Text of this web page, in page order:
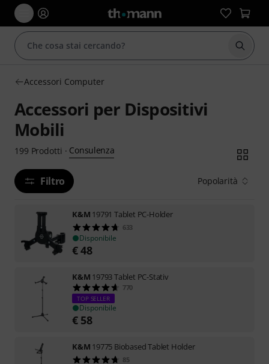
Accessori Computer
Accessori per Dispositivi
Mobili
199 Prodotti · Consulenza
Filtro Popolarità
K&M 19791 Tablet PC-Holder
633
Disponibile
€48
K&M 19793 Tablet PC-Stativ
770
TOP SELLER
Disponibile
€ 58
K&M 19775 Biobased Tablet Holder
85